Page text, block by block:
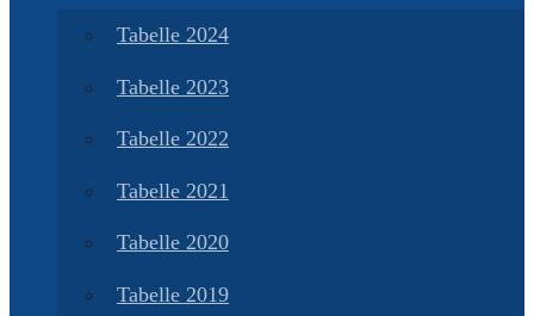
Tabelle 2024
Tabelle 2023
Tabelle 2022
Tabelle 2021
Tabelle 2020
Tabelle 2019